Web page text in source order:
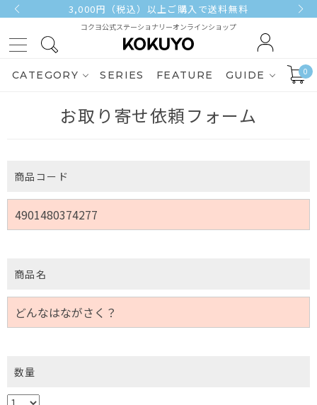
3,000円（税込）以上ご購入で送料無料
コクヨ公式ステーショナリーオンラインショップ
CATEGORY SERIES FEATURE GUIDE 0
お取り寄せ依頼フォーム
商品コード
商品名
数量